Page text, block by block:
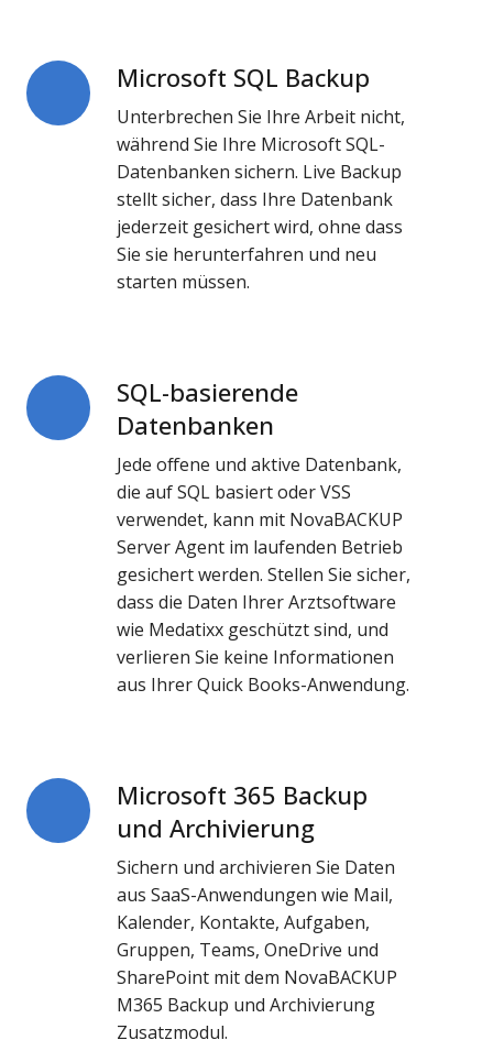
Microsoft SQL Backup
Unterbrechen Sie Ihre Arbeit nicht,
während Sie Ihre Microsoft SQL-
Datenbanken sichern. Live Backup
stellt sicher, dass Ihre Datenbank
jederzeit gesichert wird, ohne dass
Sie sie herunterfahren und neu
starten müssen.
Microsoft
SQL
Backup
SQL-basierende
Datenbanken
Jede offene und aktive Datenbank,
die auf SQL basiert oder VSS
verwendet, kann mit NovaBACKUP
Server Agent im laufenden Betrieb
gesichert werden. Stellen Sie sicher,
dass die Daten Ihrer Arztsoftware
wie Medatixx geschützt sind, und
verlieren Sie keine Informationen
aus Ihrer Quick Books-Anwendung.
SQL-
basierende
Datenbanken
Microsoft 365 Backup
und Archivierung
Sichern und archivieren Sie Daten
aus SaaS-Anwendungen wie Mail,
Kalender, Kontakte, Aufgaben,
Gruppen, Teams, OneDrive und
SharePoint mit dem NovaBACKUP
M365 Backup und Archivierung
Zusatzmodul.
Microsoft
365
Backup
Archivierung